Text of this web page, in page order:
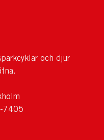
och djur
7405